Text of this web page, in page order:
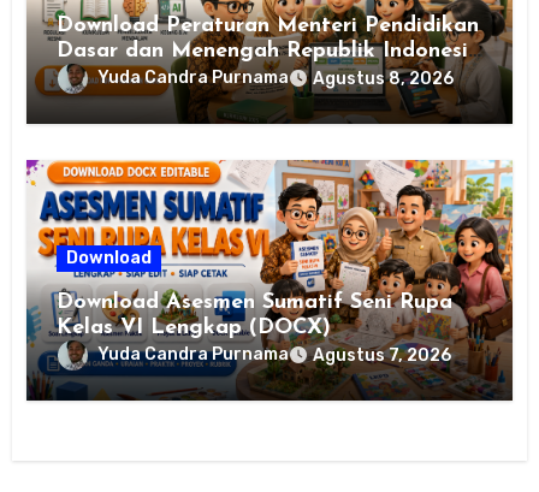
Download Peraturan Menteri Pendidikan
Dasar dan Menengah Republik Indonesia
Nomor 13 Tahun 2025
Yuda Candra Purnama Agustus 8, 2026
Download
Download Asesmen Sumatif Seni Rupa
Kelas VI Lengkap (DOCX)
Yuda Candra Purnama Agustus 7, 2026